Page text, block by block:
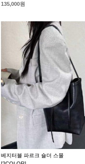
135,000원
베지터블 파르크 숄더 스몰